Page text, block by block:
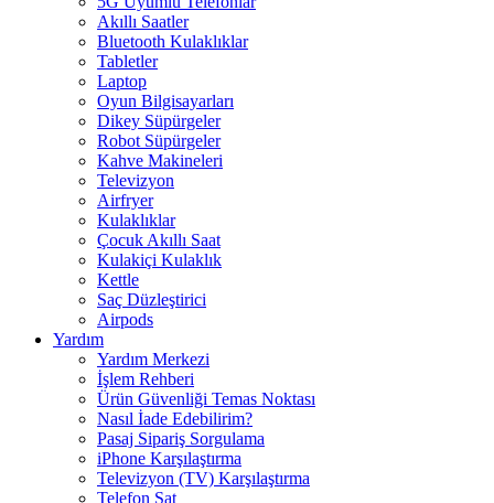
Akıllı Saatler
Bluetooth Kulaklıklar
Tabletler
Laptop
Oyun Bilgisayarları
Dikey Süpürgeler
Robot Süpürgeler
Kahve Makineleri
Televizyon
Airfryer
Kulaklıklar
Çocuk Akıllı Saat
Kulakiçi Kulaklık
Kettle
Saç Düzleştirici
Airpods
Yardım
Yardım Merkezi
İşlem Rehberi
Ürün Güvenliği Temas Noktası
Nasıl İade Edebilirim?
Pasaj Sipariş Sorgulama
iPhone Karşılaştırma
Televizyon (TV) Karşılaştırma
Telefon Sat